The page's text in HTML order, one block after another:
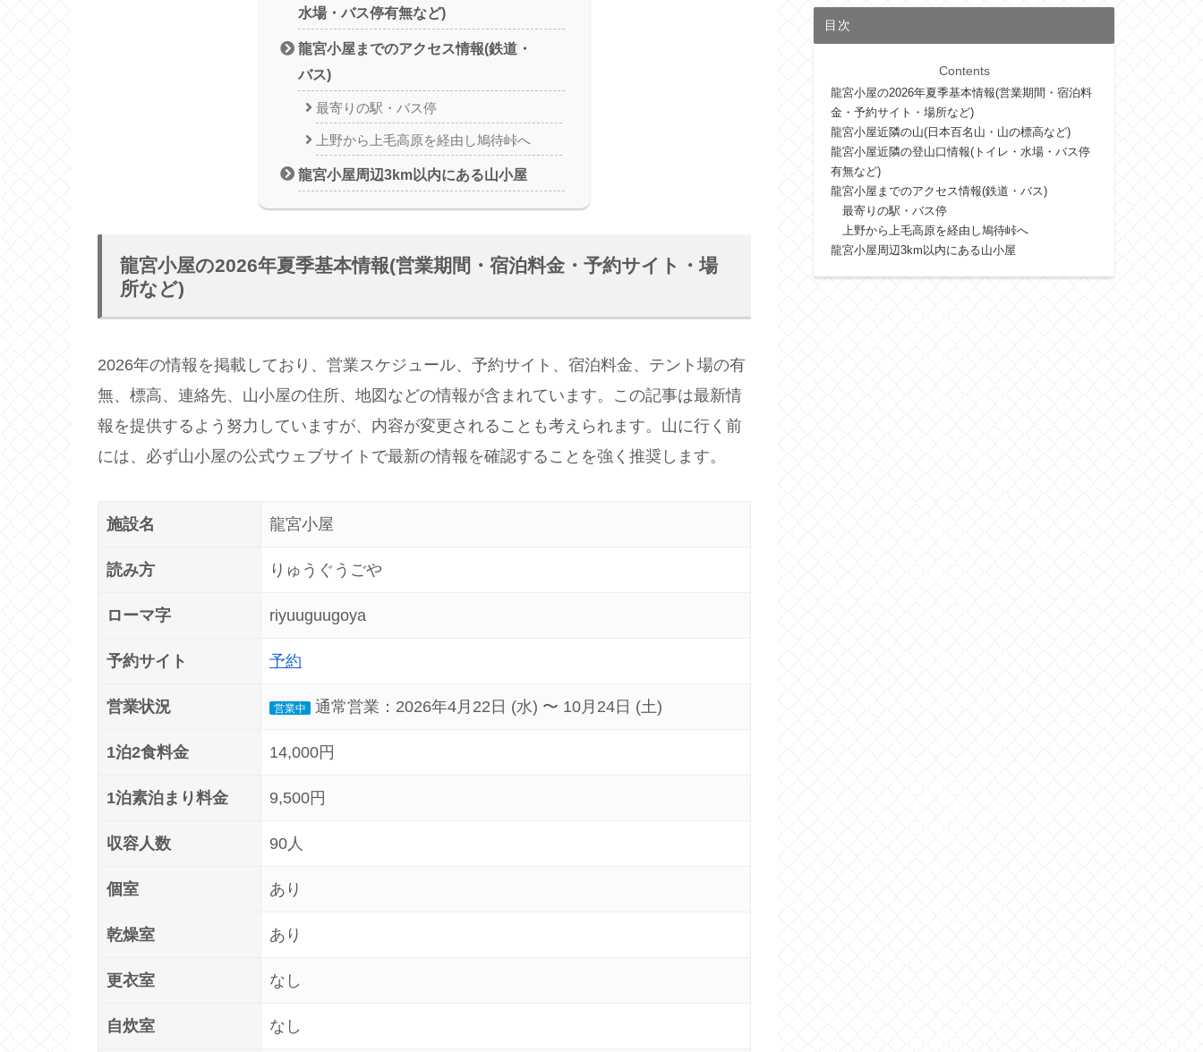
水場・バス停有無など)
龍宮小屋までのアクセス情報(鉄道・
バス)
最寄りの駅・バス停
上野から上毛高原を経由し鳩待峠へ
龍宮小屋周辺3km以内にある山小屋
龍宮小屋の2026年夏季基本情報(営業期間・宿泊料金・予約サイト・場
所など)
2026年の情報を掲載しており、営業スケジュール、予約サイト、宿泊料金、テント場の有
無、標高、連絡先、山小屋の住所、地図などの情報が含まれています。この記事は最新情
報を提供するよう努力していますが、内容が変更されることも考えられます。山に行く前
には、必ず山小屋の公式ウェブサイトで最新の情報を確認することを強く推奨します。
施設名 龍宮小屋
読み方 りゅうぐうごや
ローマ字 riyuuguugoya
予約サイト 予約
営業状況 営業中 通常営業：2026年4月22日 (水) 〜 10月24日 (土)
1泊2食料金 14,000円
1泊素泊まり料金 9,500円
収容人数 90人
個室 あり
乾燥室 あり
更衣室 なし
自炊室 なし
目次
Contents
龍宮小屋の2026年夏季基本情報(営業期間・宿泊料
金・予約サイト・場所など)
龍宮小屋近隣の山(日本百名山・山の標高など)
龍宮小屋近隣の登山口情報(トイレ・水場・バス停
有無など)
龍宮小屋までのアクセス情報(鉄道・バス)
最寄りの駅・バス停
上野から上毛高原を経由し鳩待峠へ
龍宮小屋周辺3km以内にある山小屋